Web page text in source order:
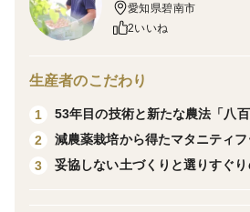
そんなオクラ栽培も始めて7年にな
積を増やしました。
愛知県碧南市
2いいね
生産者のこだわり
1
53年目の技術と新たな農法「八百
2
減農薬栽培から得たマタニティ
3
妥協しない土づくりと選りすぐ